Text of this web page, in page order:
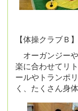
【体操クラブＢ】
オーガンジー
楽に合わせてリ
ールやトランポ
く、たくさん身